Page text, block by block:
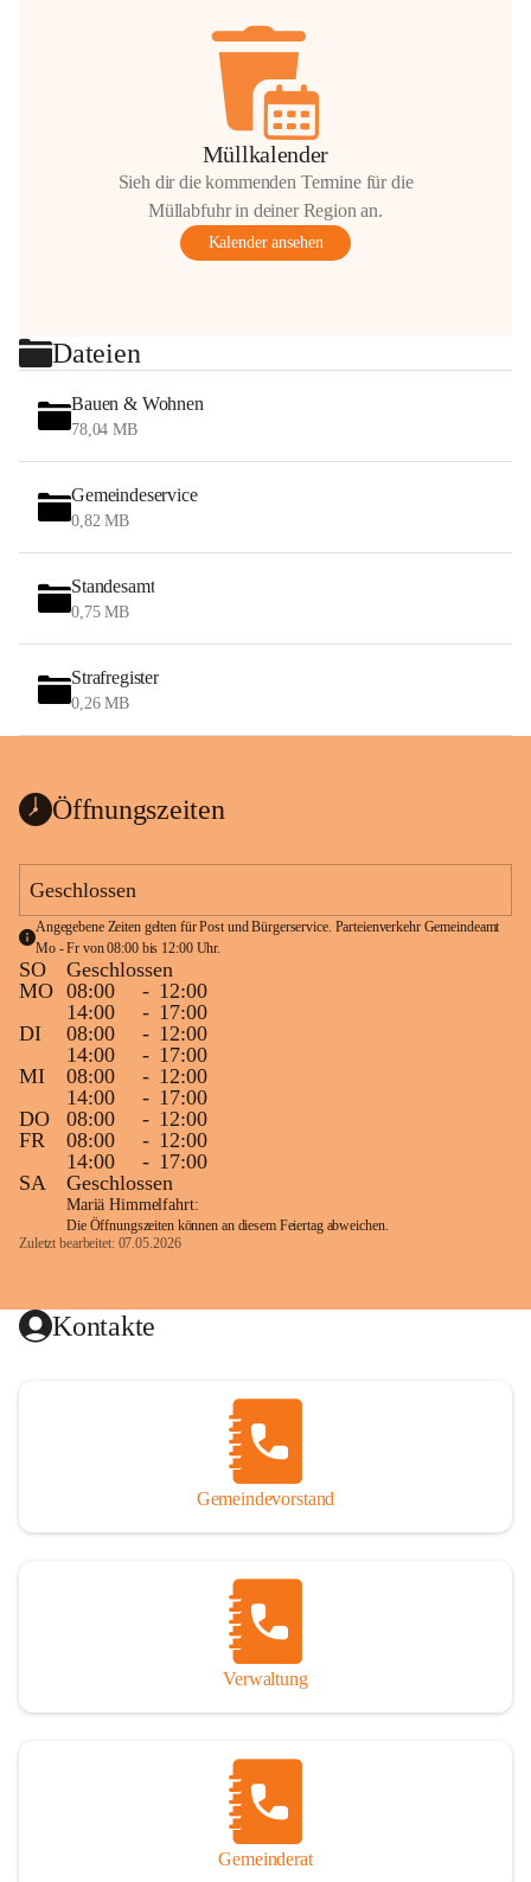
Müllkalender
Sieh dir die kommenden Termine für die
Müllabfuhr in deiner Region an.
Kalender ansehen
Dateien
Bauen & Wohnen
78,04 MB
Gemeindeservice
0,82 MB
Standesamt
0,75 MB
Strafregister
0,26 MB
Öffnungszeiten
Geschlossen
Angegebene Zeiten gelten für Post und Bürgerservice. Parteienverkehr Gemeindeamt
Mo - Fr von 08:00 bis 12:00 Uhr.
SO
Geschlossen
MO 08:00 - 12:00
14:00
- 17:00
DI
08:00 - 12:00
14:00
- 17:00
MI
08:00 - 12:00
14:00
- 17:00
DO
08:00 - 12:00
FR
08:00 - 12:00
14:00
- 17:00
SA
Geschlossen
Mariä Himmelfahrt:
Die Öffnungszeiten können an diesem Feiertag abweichen.
Zuletzt bearbeitet: 07.05.2026
Kontakte
Gemeindevorstand
Verwaltung
Gemeinderat